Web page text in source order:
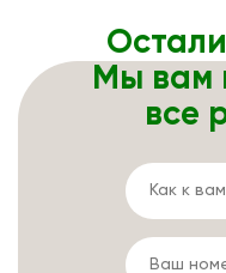
Мы вам
все